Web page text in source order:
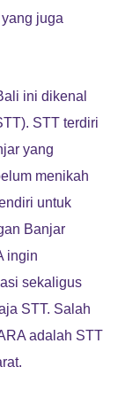
juga
ini dikenal
STT terdiri
yang
menikah
untuk
Banjar
ingin
sekaligus
STT. Salah
adalah STT